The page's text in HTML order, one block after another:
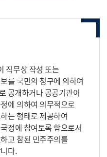
직무상 작성 또는
를 국민의 청구에 의하여
공개하거나 공공기관이
에 의하여 의무적으로
는 형태로 제공하여
정에 참여토록 함으로서
고 참된 민주주의를
다.